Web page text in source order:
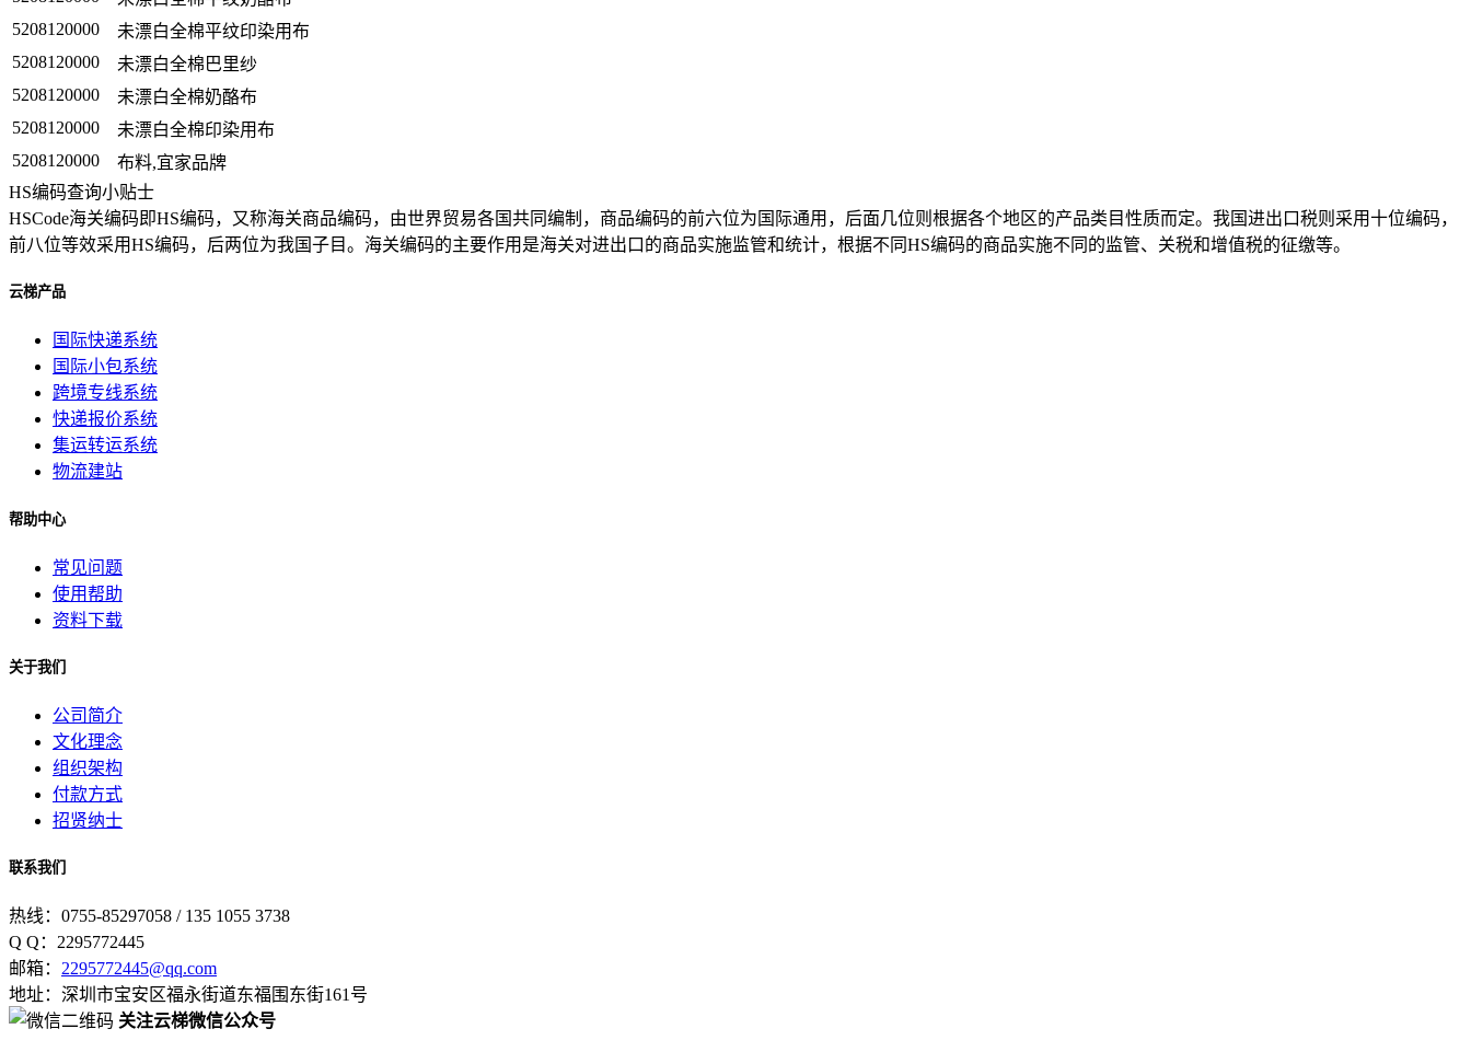
5208120000
未漂白全棉平纹印染用布
5208120000
未漂白全棉巴里纱
5208120000
未漂白全棉奶酪布
5208120000
未漂白全棉印染用布
5208120000
布料,宜家品牌
HS编码查询小贴士
HSCode海关编码即HS编码，又称海关商品编码，由世界贸易各国共同编制，商品编码的前六位为国际通用，后面几位则根据各个地区的产品类目性质而定。我国进出口税则采用十位编码，
前八位等效采用HS编码，后两位为我国子目。海关编码的主要作用是海关对进出口的商品实施监管和统计，根据不同HS编码的商品实施不同的监管、关税和增值税的征缴等。
云梯产品
国际快递系统
国际小包系统
跨境专线系统
快递报价系统
集运转运系统
物流建站
帮助中心
常见问题
使用帮助
资料下载
关于我们
公司简介
文化理念
组织架构
付款方式
招贤纳士
联系我们
热线：0755-85297058 / 135 1055 3738
Q Q：2295772445
邮箱： 2295772445@qq.com
地址：深圳市宝安区福永街道东福围东街161号
关注云梯微信公众号